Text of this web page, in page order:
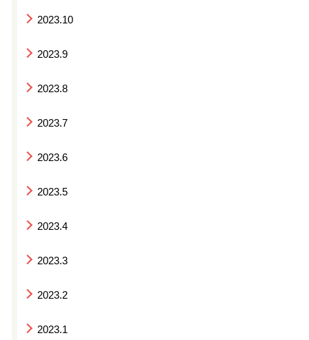
2023.10
2023.9
2023.8
2023.7
2023.6
2023.5
2023.4
2023.3
2023.2
2023.1